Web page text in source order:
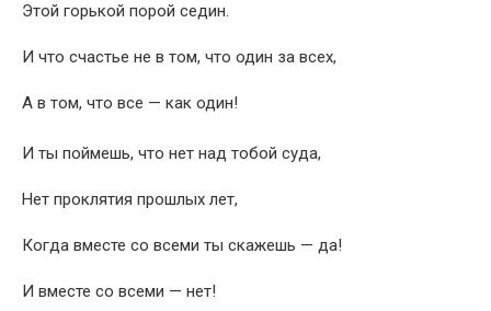
Этой горькой порой седин.
И что счастье не в том, что один за всех,
А в том, что все — как один!
И ты поймешь, что нет над тобой суда,
Нет проклятия прошлых лет,
Когда вместе со всеми ты скажешь — да!
И вместе со всеми — нет!